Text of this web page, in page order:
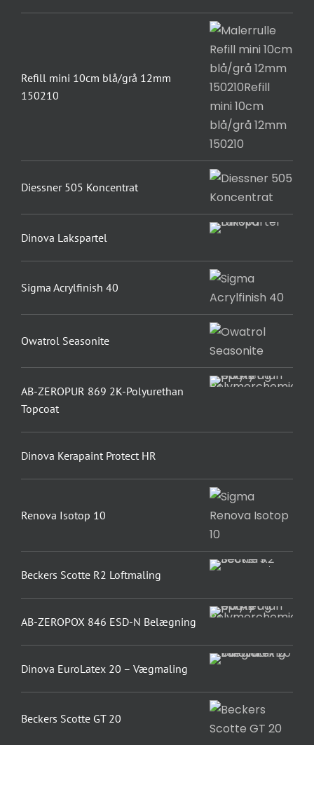
Refill mini 10cm blå/grå 12mm
150210
Diessner 505 Koncentrat
Dinova Lakspartel
Sigma Acrylfinish 40
Owatrol Seasonite
AB-ZEROPUR 869 2K-Polyurethan
Topcoat
Dinova Kerapaint Protect HR
Renova Isotop 10
Beckers Scotte R2 Loftmaling
AB-ZEROPOX 846 ESD-N Belægning
Dinova EuroLatex 20 – Vægmaling
Beckers Scotte GT 20